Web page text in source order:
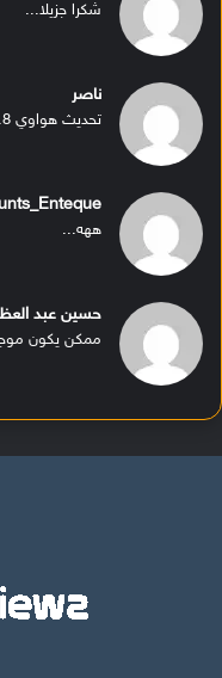
شكرا جزيلا...
ناصر
تحديث هواوي 8...
ههه...
حسين عبد
ممكن يكون